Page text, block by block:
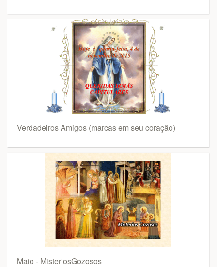
Verdadeiros Amigos (marcas em seu coração)
Maio - MisteriosGozosos